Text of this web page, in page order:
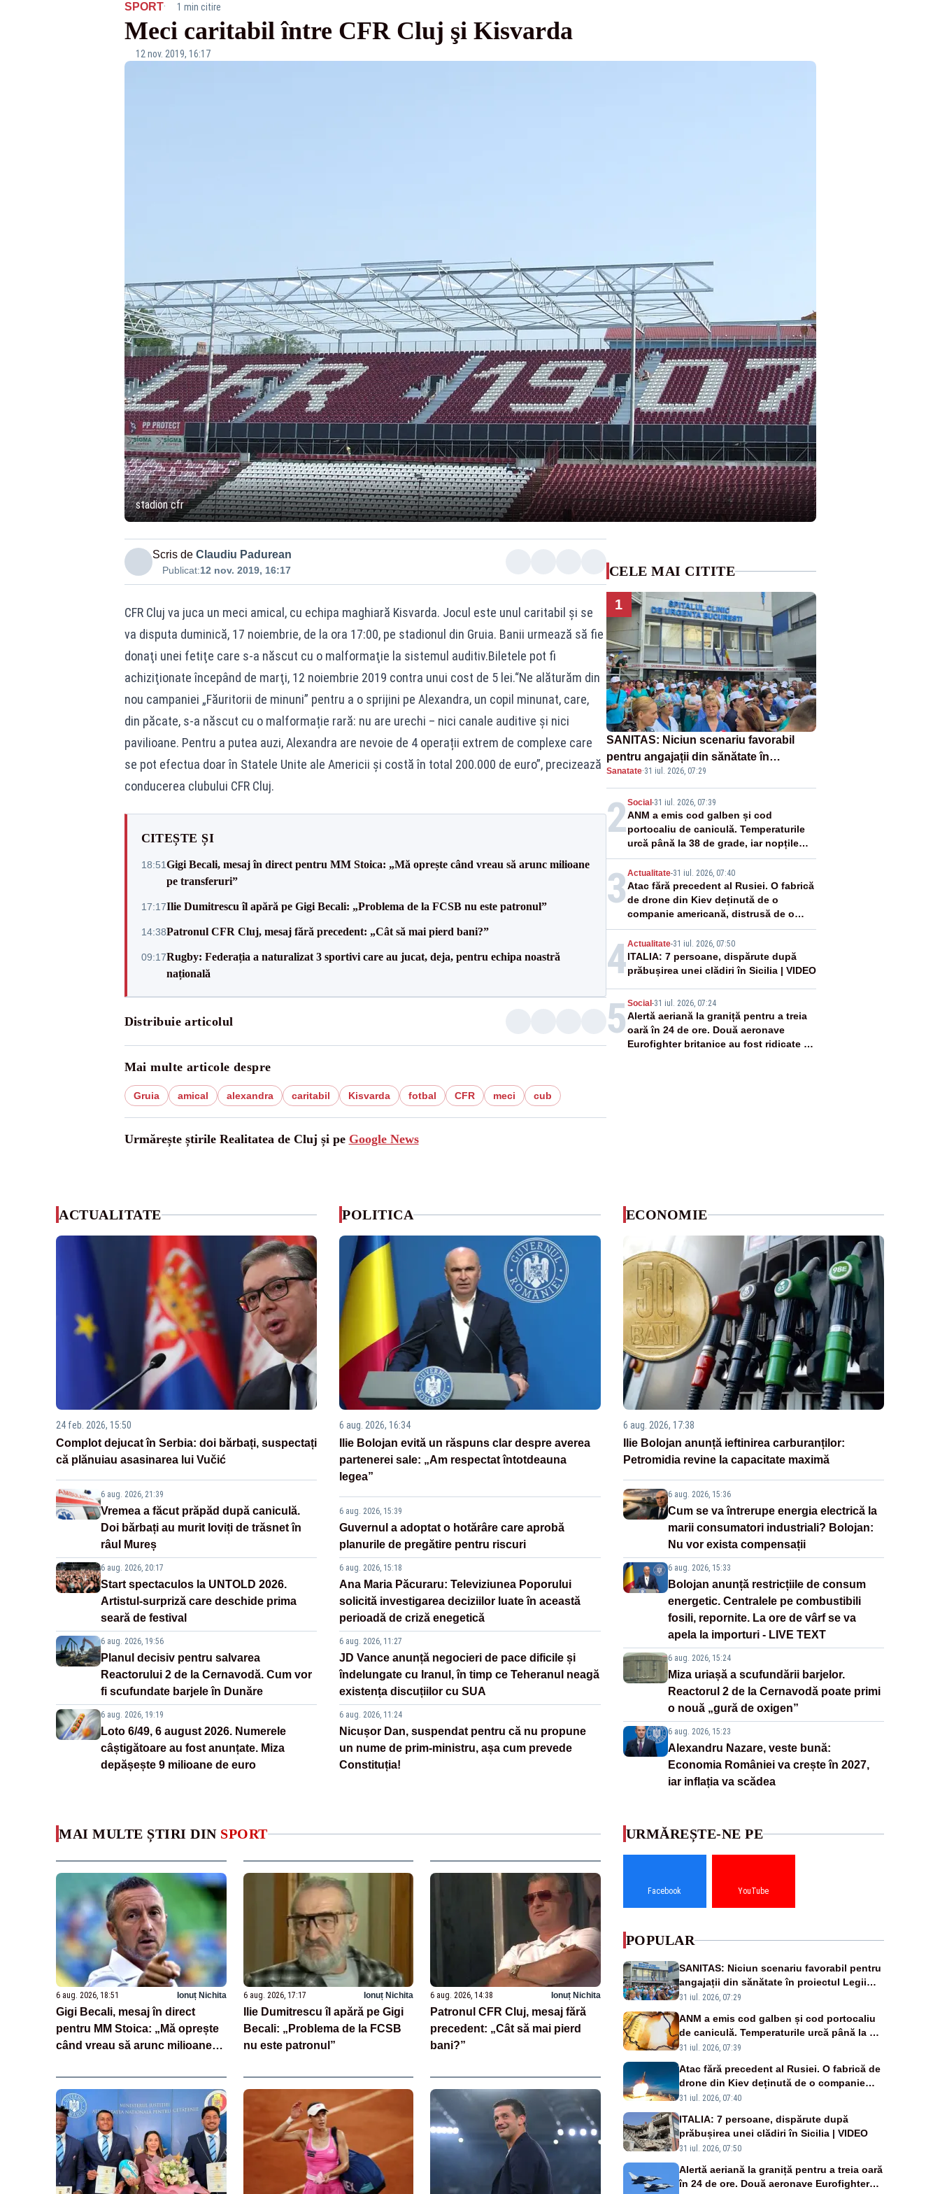
SPORT· 1 min citire
Meci caritabil între CFR Cluj şi Kisvarda
12 nov. 2019, 16:17
stadion cfr
Scris de Claudiu Padurean
Publicat:12 nov. 2019, 16:17
CFR Cluj va juca un meci amical, cu echipa maghiară Kisvarda. Jocul este unul caritabil şi se
va disputa duminică, 17 noiembrie, de la ora 17:00, pe stadionul din Gruia. Banii urmează să fie
donaţi unei fetiţe care s-a născut cu o malformaţie la sistemul auditiv.Biletele pot fi
achiziţionate începând de marţi, 12 noiembrie 2019 contra unui cost de 5 lei.“Ne alăturăm din
nou campaniei „Făuritorii de minuni” pentru a o sprijini pe Alexandra, un copil minunat, care,
din păcate, s-a născut cu o malformație rară: nu are urechi – nici canale auditive și nici
pavilioane. Pentru a putea auzi, Alexandra are nevoie de 4 operații extrem de complexe care
se pot efectua doar în Statele Unite ale Americii și costă în total 200.000 de euro”, precizează
conducerea clubului CFR Cluj.
CITEȘTE ȘI
18:51Gigi Becali, mesaj în direct pentru MM Stoica: „Mă oprește când vreau să arunc milioane
pe transferuri”
17:17Ilie Dumitrescu îl apără pe Gigi Becali: „Problema de la FCSB nu este patronul”
14:38Patronul CFR Cluj, mesaj fără precedent: „Cât să mai pierd bani?”
09:17Rugby: Federația a naturalizat 3 sportivi care au jucat, deja, pentru echipa noastră
națională
Distribuie articolul
Mai multe articole despre
Gruia amical alexandra caritabil Kisvarda fotbal CFR meci cub
Urmărește știrile Realitatea de Cluj și pe Google News
CELE MAI CITITE
1
SANITAS: Niciun scenariu favorabil
pentru angajații din sănătate în
proiectul Legii salarizării
Sanatate·31 iul. 2026, 07:29
2Social -31 iul. 2026, 07:39
ANM a emis cod galben și cod
portocaliu de caniculă. Temperaturile
urcă până la 38 de grade, iar nopțile
devin tropicale
3 Actualitate-31 iul. 2026, 07:40
Atac fără precedent al Rusiei. O fabrică
de drone din Kiev deținută de o
companie americană, distrusă de o
rachetă rusească
4Actualitate-31 iul. 2026, 07:50
ITALIA: 7 persoane, dispărute după
prăbușirea unei clădiri în Sicilia | VIDEO
5 Social -31 iul. 2026, 07:24
Alertă aeriană la graniță pentru a treia
oară în 24 de ore. Două aeronave
Eurofighter britanice au fost ridicate de
ACTUALITATE
24 feb. 2026, 15:50
Complot dejucat în Serbia: doi bărbați, suspectați
că plănuiau asasinarea lui Vučić
6 aug. 2026, 21:39
Vremea a făcut prăpăd după caniculă.
Doi bărbați au murit loviți de trăsnet în
râul Mureș
6 aug. 2026, 20:17
Start spectaculos la UNTOLD 2026.
Artistul-surpriză care deschide prima
seară de festival
6 aug. 2026, 19:56
Planul decisiv pentru salvarea
Reactorului 2 de la Cernavodă. Cum vor
fi scufundate barjele în Dunăre
6 aug. 2026, 19:19
Loto 6/49, 6 august 2026. Numerele
câștigătoare au fost anunțate. Miza
depășește 9 milioane de euro
POLITICA
6 aug. 2026, 16:34
Ilie Bolojan evită un răspuns clar despre averea
partenerei sale: „Am respectat întotdeauna
legea”
6 aug. 2026, 15:39
Guvernul a adoptat o hotărâre care aprobă
planurile de pregătire pentru riscuri
6 aug. 2026, 15:18
Ana Maria Păcuraru: Televiziunea Poporului
solicită investigarea deciziilor luate în această
perioadă de criză enegetică
6 aug. 2026, 11:27
JD Vance anunță negocieri de pace dificile și
îndelungate cu Iranul, în timp ce Teheranul neagă
existența discuțiilor cu SUA
6 aug. 2026, 11:24
Nicușor Dan, suspendat pentru că nu propune
un nume de prim-ministru, așa cum prevede
Constituția!
ECONOMIE
6 aug. 2026, 17:38
Ilie Bolojan anunță ieftinirea carburanților:
Petromidia revine la capacitate maximă
6 aug. 2026, 15:36
Cum se va întrerupe energia electrică la
marii consumatori industriali? Bolojan:
Nu vor exista compensații
6 aug. 2026, 15:33
Bolojan anunță restricțiile de consum
energetic. Centralele pe combustibili
fosili, repornite. La ore de vârf se va
apela la importuri - LIVE TEXT
6 aug. 2026, 15:24
Miza uriașă a scufundării barjelor.
Reactorul 2 de la Cernavodă poate primi
o nouă „gură de oxigen”
6 aug. 2026, 15:23
Alexandru Nazare, veste bună:
Economia României va crește în 2027,
iar inflația va scădea
MAI MULTE ȘTIRI DIN SPORT
6 aug. 2026, 18:51 Ionuț Nichita
Gigi Becali, mesaj în direct
pentru MM Stoica: „Mă oprește
când vreau să arunc milioane
6 aug. 2026, 17:17 Ionuț Nichita
Ilie Dumitrescu îl apără pe Gigi
Becali: „Problema de la FCSB
nu este patronul”
6 aug. 2026, 14:38 Ionuț Nichita
Patronul CFR Cluj, mesaj fără
precedent: „Cât să mai pierd
bani?”
URMĂREȘTE-NE PE
Facebook YouTube
POPULAR
SANITAS: Niciun scenariu favorabil pentru
angajații din sănătate în proiectul Legii
salarizării
31 iul. 2026, 07:29
ANM a emis cod galben și cod portocaliu
de caniculă. Temperaturile urcă până la 38
de grade, iar nopțile devin tropicale
31 iul. 2026, 07:39
Atac fără precedent al Rusiei. O fabrică de
drone din Kiev deținută de o companie
americană, distrusă de o rachetă rusească
31 iul. 2026, 07:40
ITALIA: 7 persoane, dispărute după
prăbușirea unei clădiri în Sicilia | VIDEO
31 iul. 2026, 07:50
Alertă aeriană la graniță pentru a treia oară
în 24 de ore. Două aeronave Eurofighter